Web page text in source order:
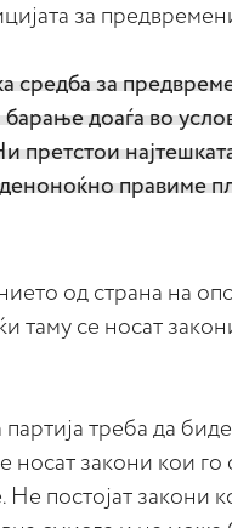
за
средба за
доаѓа во
претстои
правиме
од страна на
таму се носат
партија треба да
носат закони кои го
Не постојат закони